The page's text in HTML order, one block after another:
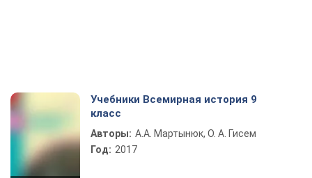
Учебники Всемирная история 9
класс
Авторы: А.А. Мартынюк, О. А. Гисем
Год: 2017